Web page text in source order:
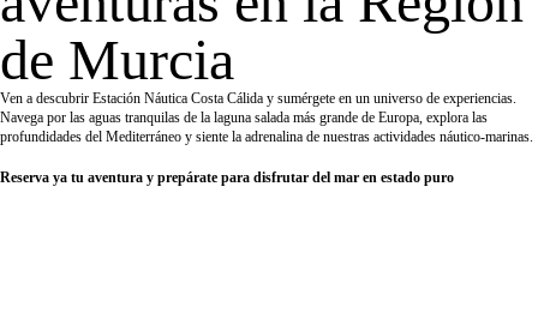
de Murcia
Ven a descubrir Estación Náutica Costa Cálida y sumérgete en un universo de experiencias.
Navega por las aguas tranquilas de la laguna salada más grande de Europa, explora las
profundidades del Mediterráneo y siente la adrenalina de nuestras actividades náutico-marinas.
Reserva ya tu aventura y prepárate para disfrutar del mar en estado puro